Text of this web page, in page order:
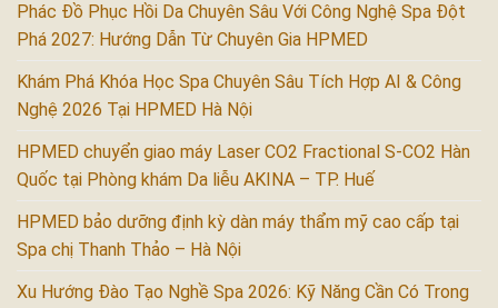
Phác Đồ Phục Hồi Da Chuyên Sâu Với Công Nghệ Spa Đột
Phá 2027: Hướng Dẫn Từ Chuyên Gia HPMED
Khám Phá Khóa Học Spa Chuyên Sâu Tích Hợp AI & Công
Nghệ 2026 Tại HPMED Hà Nội
HPMED chuyển giao máy Laser CO2 Fractional S-CO2 Hàn
Quốc tại Phòng khám Da liễu AKINA – TP. Huế
HPMED bảo dưỡng định kỳ dàn máy thẩm mỹ cao cấp tại
Spa chị Thanh Thảo – Hà Nội
Xu Hướng Đào Tạo Nghề Spa 2026: Kỹ Năng Cần Có Trong